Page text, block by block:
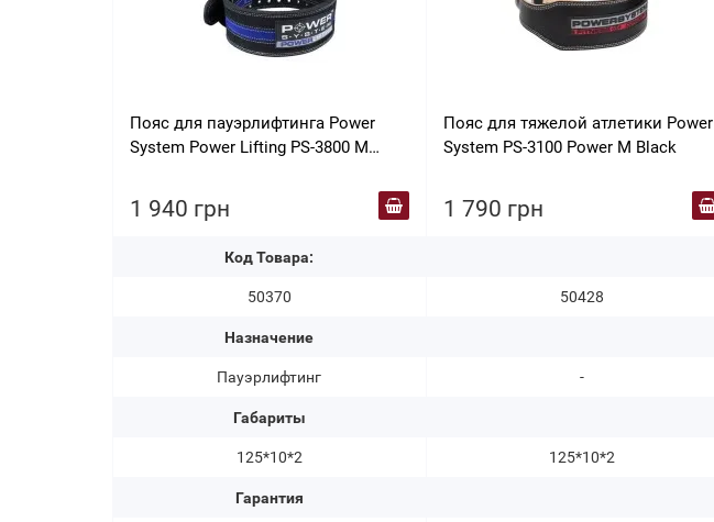
Пояс для пауэрлифтинга Power
System Power Lifting PS-3800 M
1 940 грн
Код Товара:
50370
Назначение
Пауэрлифтинг
Габариты
125*10*2
Гарантия
Пояс для тяжелой атлетики Power
System PS-3100 Power M Black
1 790 грн
50428
-
125*10*2